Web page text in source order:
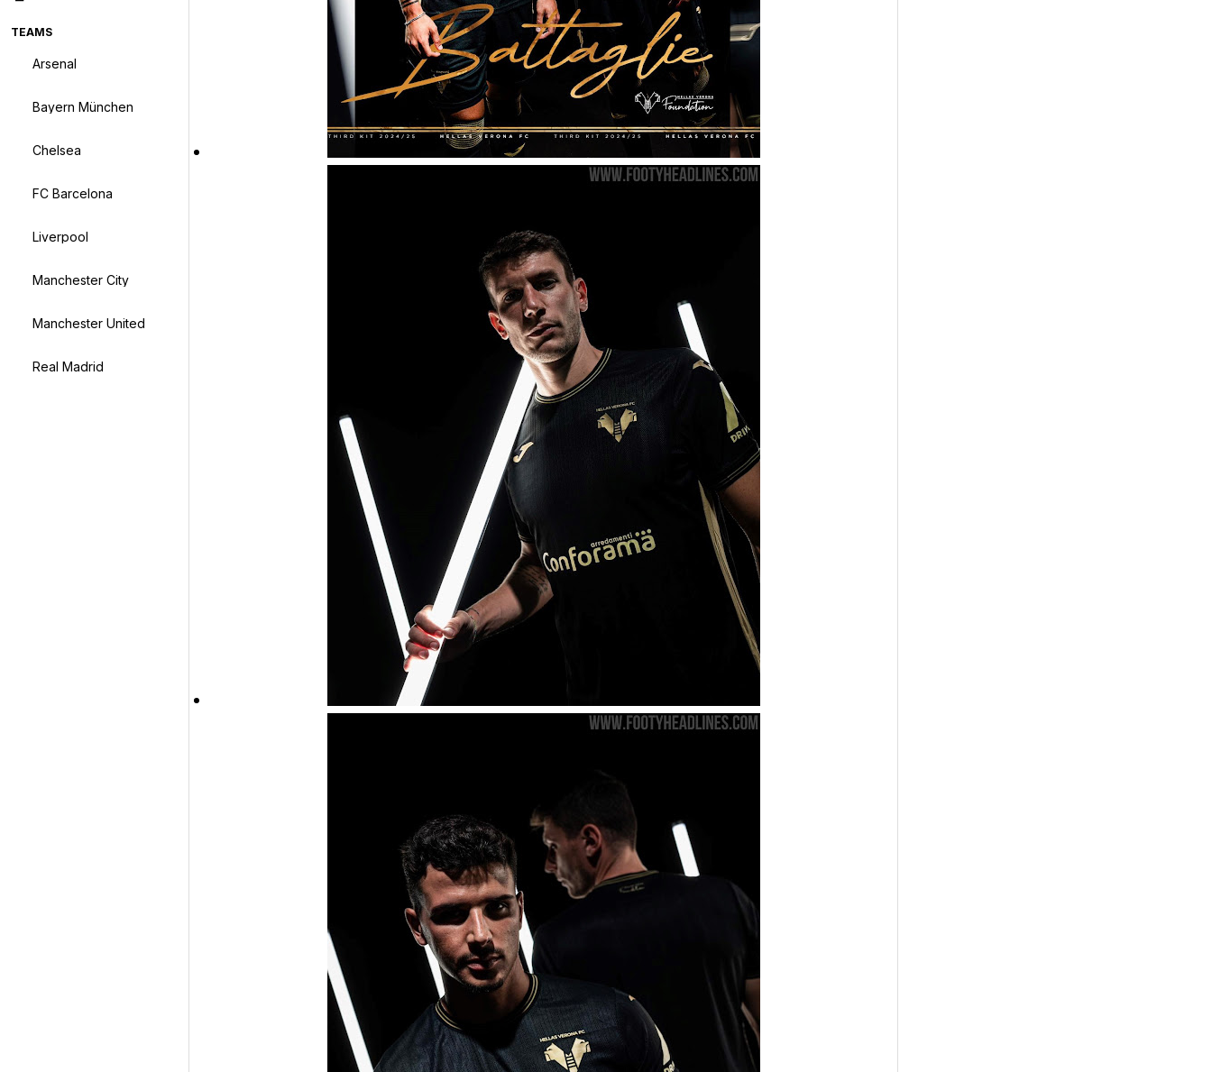
TEAMS
Arsenal
Bayern München
Chelsea
FC Barcelona
Liverpool
Manchester City
Manchester United
Real Madrid